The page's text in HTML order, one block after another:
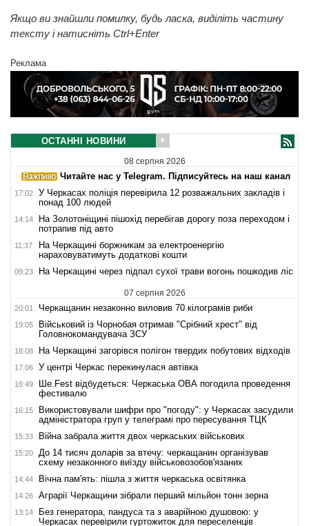
Якщо ви знайшли помилку, будь ласка, виділіть частину
тексту і натисніть Ctrl+Enter
Реклама
ОСТАННІ НОВИНИ
08 серпня 2026
Читайте нас у Telegram. Підписуйтесь на наш канал
17:02
У Черкасах поліція перевірила 12 розважальних закладів і
понад 100 людей
14:14
На Золотоніщині пішохід перебігав дорогу поза переходом і
потрапив під авто
11:37
На Черкащині боржникам за електроенергію
нараховуватимуть додаткові кошти
09:23 На Черкащині через підпал сухої трави вогонь пошкодив ліс
07 серпня 2026
20:01 Черкащанин незаконно виловив 70 кілограмів риби
19:05
Військовий із Чорнобая отримав "Срібний хрест" від
Головнокомандувача ЗСУ
18:08 На Черкащині загорівся полігон твердих побутових відходів
17:06 У центрі Черкас перекинулася автівка
16:49
Ше.Fest відбудеться: Черкаська ОВА погодила проведення
фестивалю
16:15
Використовували шифри про "погоду": у Черкасах засудили
адміністратора груп у телеграмі про пересування ТЦК
15:33 Війна забрала життя двох черкаських військових
15:20
До 14 тисяч доларів за втечу: черкащанин організував
схему незаконного виїзду військовозобов'язаних
14:44 Вічна пам'ять: пішла з життя черкаська освітянка
14:26 Аграрії Черкащини зібрали перший мільйон тонн зерна
13:14
Без генератора, пандуса та з аварійною душовою: у
Черкасах перевірили гуртожиток для переселенців